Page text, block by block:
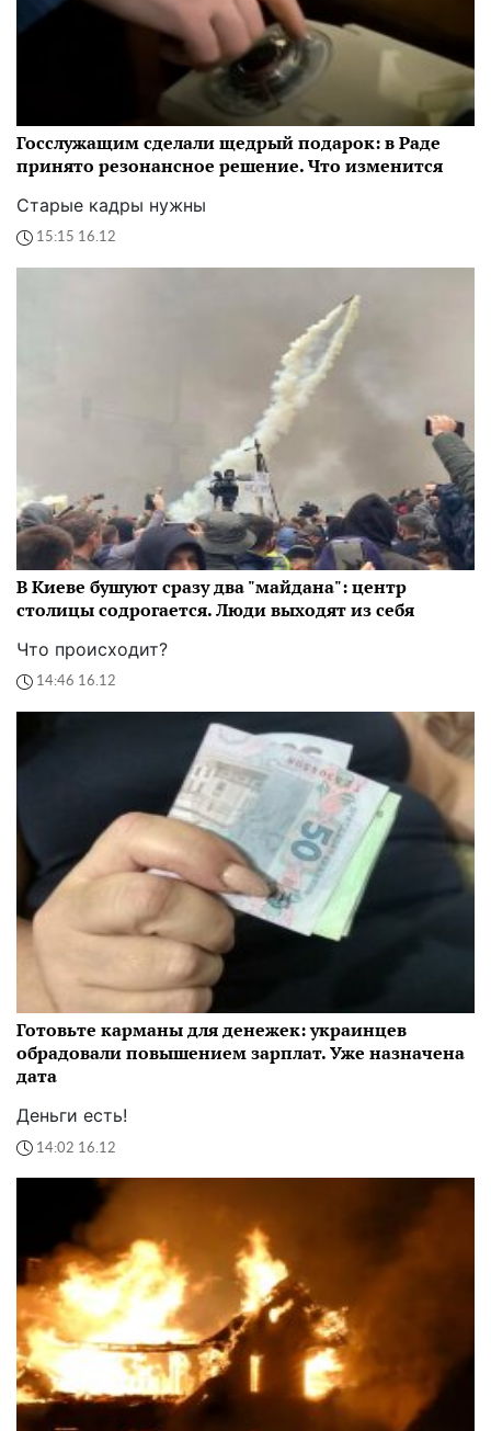
Госслужащим сделали щедрый подарок: в Раде
принято резонансное решение. Что изменится
Старые кадры нужны
15:15 16.12
В Киеве бушуют сразу два "майдана": центр
столицы содрогается. Люди выходят из себя
Что происходит?
14:46 16.12
Готовьте карманы для денежек: украинцев
обрадовали повышением зарплат. Уже назначена
дата
Деньги есть!
14:02 16.12